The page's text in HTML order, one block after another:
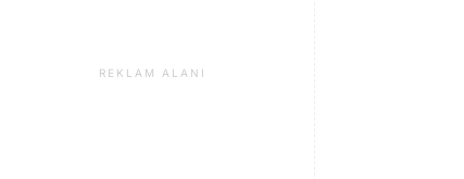
REKLAM ALANI